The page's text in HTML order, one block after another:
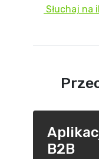
Słuchaj na
B2B